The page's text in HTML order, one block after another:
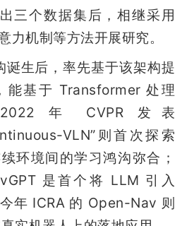
三个数据集后，相继采用
力机制等方法开展研究。
生后，率先基于该架构提
能基于 Transformer 处理
年 CVPR 发表
VLN”则首次探索
环境间的学习鸿沟弥合；
是首个将 LLM 引入
年 ICRA 的 Open-Nav 则